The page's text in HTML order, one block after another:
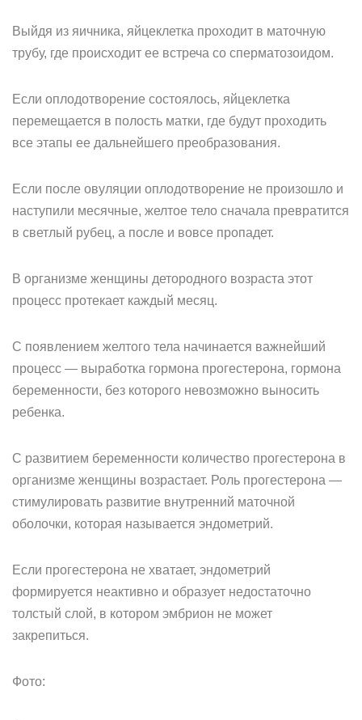
Выйдя из яичника, яйцеклетка проходит в маточную
трубу, где происходит ее встреча со сперматозоидом.
Если оплодотворение состоялось, яйцеклетка
перемещается в полость матки, где будут проходить
все этапы ее дальнейшего преобразования.
Если после овуляции оплодотворение не произошло и
наступили месячные, желтое тело сначала превратится
в светлый рубец, а после и вовсе пропадет.
В организме женщины детородного возраста этот
процесс протекает каждый месяц.
С появлением желтого тела начинается важнейший
процесс — выработка гормона прогестерона, гормона
беременности, без которого невозможно выносить
ребенка.
С развитием беременности количество прогестерона в
организме женщины возрастает. Роль прогестерона —
стимулировать развитие внутренний маточной
оболочки, которая называется эндометрий.
Если прогестерона не хватает, эндометрий
формируется неактивно и образует недостаточно
толстый слой, в котором эмбрион не может
закрепиться.
Фото: